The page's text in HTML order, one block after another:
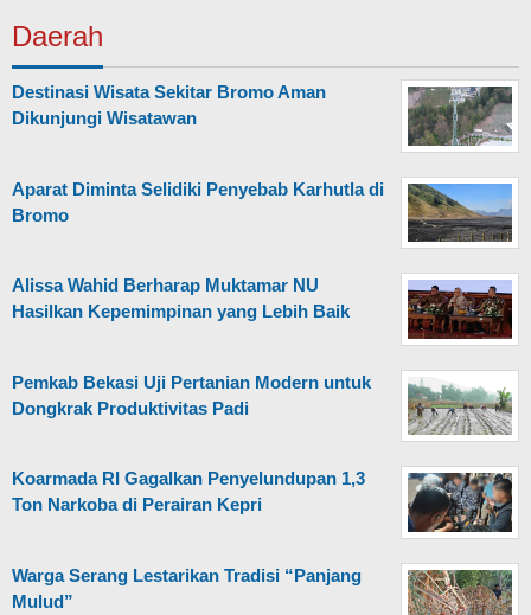
Daerah
Destinasi Wisata Sekitar Bromo Aman
Dikunjungi Wisatawan
Aparat Diminta Selidiki Penyebab Karhutla di
Bromo
Alissa Wahid Berharap Muktamar NU
Hasilkan Kepemimpinan yang Lebih Baik
Pemkab Bekasi Uji Pertanian Modern untuk
Dongkrak Produktivitas Padi
Koarmada RI Gagalkan Penyelundupan 1,3
Ton Narkoba di Perairan Kepri
Warga Serang Lestarikan Tradisi “Panjang
Mulud”